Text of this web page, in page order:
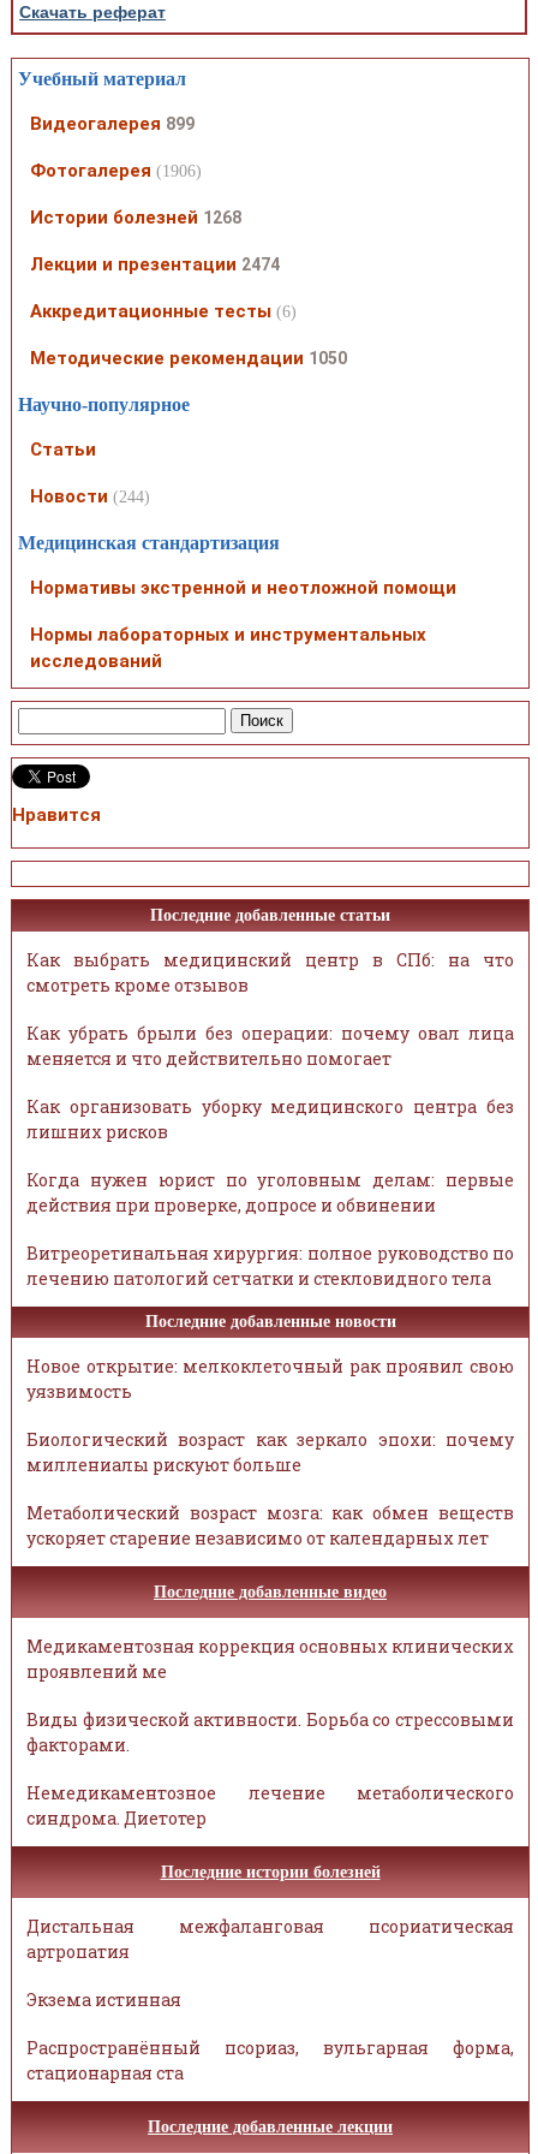
Скачать реферат
Учебный материал
Видеогалерея 899
Фотогалерея (1906)
Истории болезней 1268
Лекции и презентации 2474
Аккредитационные тесты (6)
Методические рекомендации 1050
Научно-популярное
Статьи
Новости (244)
Медицинская стандартизация
Нормативы экстренной и неотложной помощи
Нормы лабораторных и инструментальных
исследований
Нравится
Последние добавленные статьи
Как выбрать медицинский центр в СПб: на что
смотреть кроме отзывов
Как убрать брыли без операции: почему овал лица
меняется и что действительно помогает
Как организовать уборку медицинского центра без
лишних рисков
Когда нужен юрист по уголовным делам: первые
действия при проверке, допросе и обвинении
Витреоретинальная хирургия: полное руководство по
лечению патологий сетчатки и стекловидного тела
Последние добавленные новости
Новое открытие: мелкоклеточный рак проявил свою
уязвимость
Биологический возраст как зеркало эпохи: почему
миллениалы рискуют больше
Метаболический возраст мозга: как обмен веществ
ускоряет старение независимо от календарных лет
Последние добавленные видео
Медикаментозная коррекция основных клинических
проявлений ме
Виды физической активности. Борьба со стрессовыми
факторами.
Немедикаментозное лечение метаболического
синдрома. Диетотер
Последние истории болезней
Дистальная межфаланговая псориатическая
артропатия
Экзема истинная
Распространённый псориаз, вульгарная форма,
стационарная ста
Последние добавленные лекции